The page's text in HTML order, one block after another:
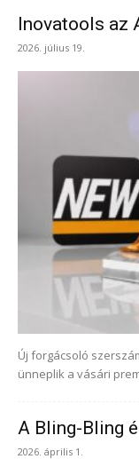
Inovatools az
2026. július 19.
Új forgácsoló
ünneplik a vásári
A Bling-Bling
2026. április 1.